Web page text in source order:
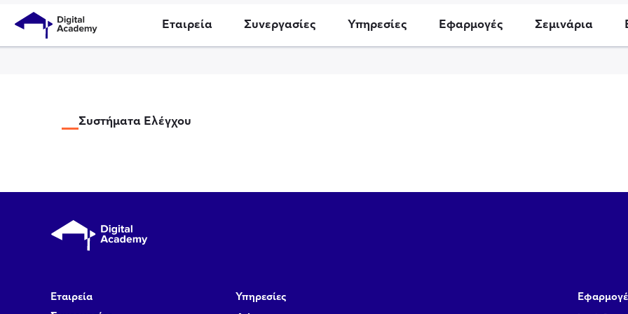
Εταιρεία Συνεργασίες Υπηρεσίες Εφαρμογές Σεμινάρια
Συστήματα Ελέγχου
Εταιρεία
Υπηρεσίες